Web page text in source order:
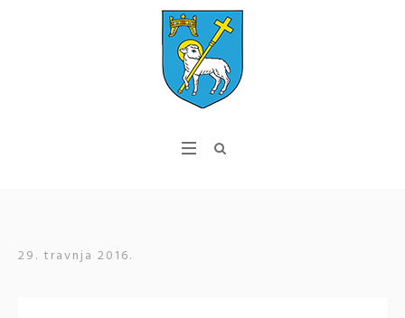
29. travnja 2016.